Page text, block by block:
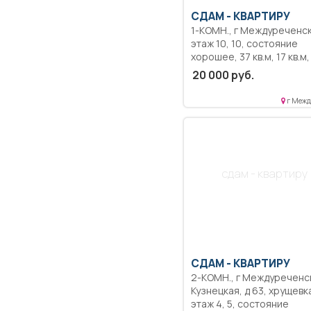
СДАМ - КВАРТИРУ
1-КОМН., г Междуреченск,
этаж 10, 10, состояние
хорошее, 37 кв.м, 17 кв.м,
пластиковые окна, новая
сантехника,
балкон, без
длительный срок, в
Новосибирске, на
Есть возможность
20 000 руб.
г
сдам - квартиру
СДАМ - КВАРТИРУ
2-КОМН., г Междуреченск, ул
Кузнецкая, д 63, хрущевка,
этаж 4, 5, состояние